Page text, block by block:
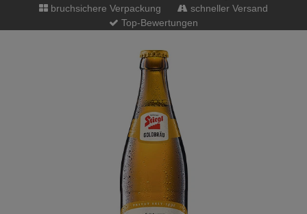
bruchsichere Verpackung
schneller Versand
Top-Bewertungen